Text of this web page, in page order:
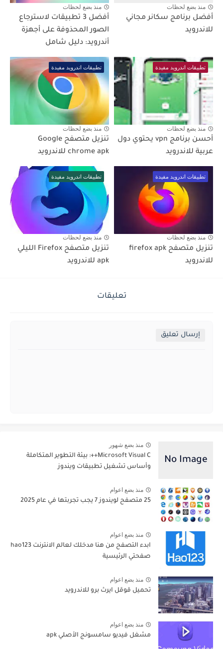
منذ بضع لحظات
أفضل برنامج سكانر مجاني
للاندرويد
منذ بضع لحظات
أفضل 3 تطبيقات لاسترجاع
الصور المحذوفة على أجهزة
أندرويد: دليل شامل
تطبيقات اندرويد مفيدة
منذ بضع لحظات
أحسن برنامج vpn يحتوي دول
عربية للاندرويد
تطبيقات اندرويد مفيدة
منذ بضع لحظات
تنزيل متصفح Google
chrome apk للاندرويد
تطبيقات اندرويد مفيدة
منذ بضع لحظات
تنزيل متصفح firefox apk
للاندرويد
تطبيقات اندرويد مفيدة
منذ بضع لحظات
تنزيل متصفح Firefox الليلي
apk للاندرويد
تعليقات
إرسال تعليق
منذ بضع شهور
Microsoft Visual C++: بيئة التطوير المتكاملة
وأساس تشغيل تطبيقات ويندوز
منذ بضع اعوام
25 متصفح لويندوز 7 يجب تجربتها في عام 2025
منذ بضع اعوام
ابدء التصفح من هنا مدخلك لعالم الانترنت hao123
صفحتي الرئيسية
منذ بضع اعوام
تحميل قوقل ايرث برو للاندرويد
منذ بضع اعوام
مشغل فيديو سامسونج الأصلي apk